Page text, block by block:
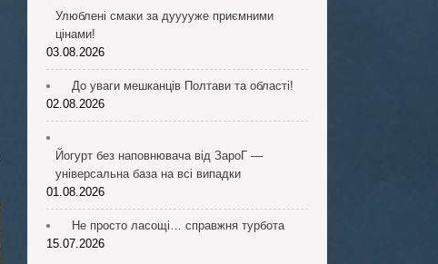
Улюблені смаки за дууууже приємними
цінами!
03.08.2026
До уваги мешканців Полтави та області!
02.08.2026
Йогурт без наповнювача від ЗароГ —
універсальна база на всі випадки
01.08.2026
Не просто ласощі… справжня турбота
15.07.2026